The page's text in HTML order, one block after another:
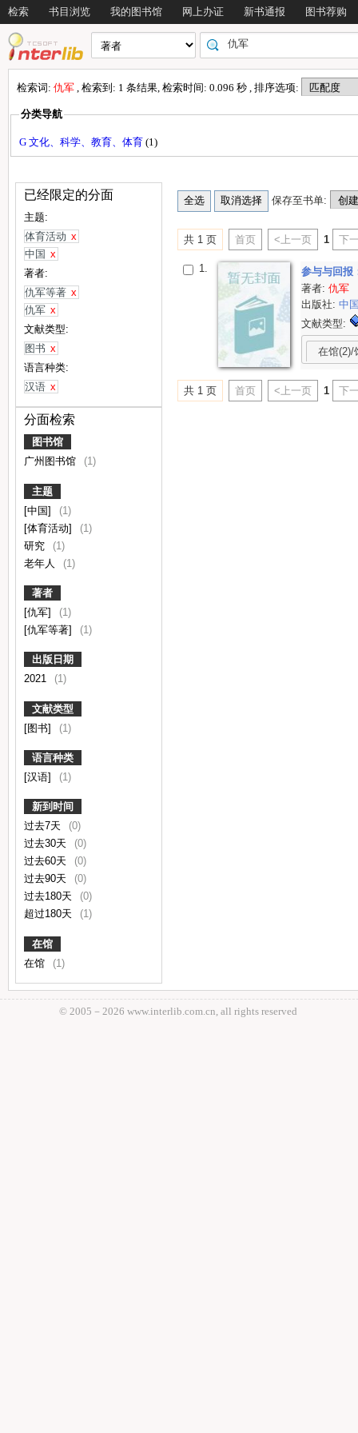
检索 书目浏览 我的图书馆 网上办证 新书通报 图书荐购
检索词: 仇军 , 检索到: 1 条结果, 检索时间: 0.096 秒 , 排序选项:
分类导航
G 文化、科学、教育、体育 (1)
已经限定的分面
主题:
体育活动 x
中国 x
著者:
仇军等著 x
仇军 x
文献类型:
图书 x
语言种类:
汉语 x
分面检索
图书馆
广州图书馆
(1)
主题
[中国]
(1)
[体育活动]
(1)
研究
(1)
老年人
(1)
著者
[仇军]
(1)
[仇军等著]
(1)
出版日期
2021
(1)
文献类型
[图书]
(1)
语言种类
[汉语]
(1)
新到时间
过去7天
(0)
过去30天
(0)
过去60天
(0)
过去90天
(0)
过去180天
(0)
超过180天
(1)
在馆
在馆
(1)
保存至书单:
共 1 页 首页 <上一页 1 下
1.
参与与回报
著者:仇军
出版社:中
文献类型:
在馆(2)/
共 1 页 首页 <上一页 1 下
© 2005－ 2026 www.interlib.com.cn, all rights reserved